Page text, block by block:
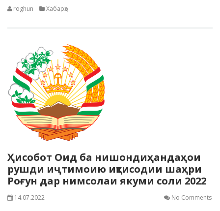
roghun Хабарҳо
Ҳисобот Оид ба нишондиҳандаҳои
рушди иҷтимоию иқтисодии шаҳри
Роғун дар нимсолаи якуми соли 2022
14.07.2022 No Comments